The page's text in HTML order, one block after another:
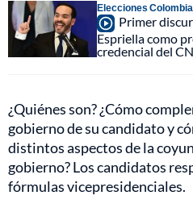
Elecciones Colombia
Primer
Espriella como
credencial del
¿Quiénes son? ¿Cómo
gobierno de su candidato y
distintos aspectos de la
gobierno? Los candidatos
fórmulas vicepresidenciales.